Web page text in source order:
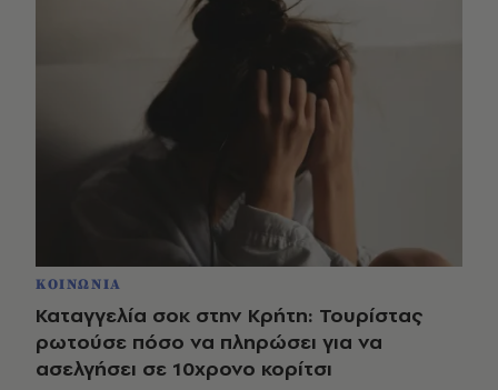
ΚΟΙΝΩΝΙΑ
Καταγγελία σοκ στην Κρήτη: Τουρίστας
ρωτούσε πόσο να πληρώσει για να
ασελγήσει σε 10χρονο κορίτσι